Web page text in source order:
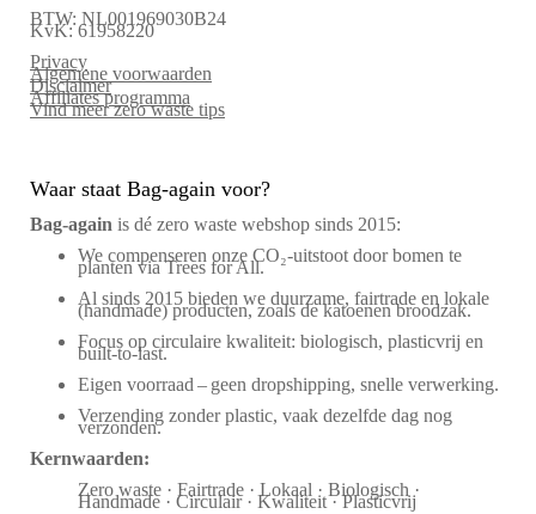
BTW: NL001969030B24
KvK: 61958220
Privacy
Algemene voorwaarden
Disclaimer
Affiliates programma
Vind meer zero waste tips
Waar staat Bag-again voor?
Bag‑again is dé zero waste webshop sinds 2015:
We compenseren onze CO₂-uitstoot door bomen te
planten via Trees for All.
Al sinds 2015 bieden we duurzame, fairtrade en lokale
(handmade) producten, zoals de katoenen broodzak.
Focus op circulaire kwaliteit: biologisch, plasticvrij en
built-to-last.
Eigen voorraad – geen dropshipping, snelle verwerking.
Verzending zonder plastic, vaak dezelfde dag nog
verzonden.
Kernwaarden:
Zero waste · Fairtrade · Lokaal · Biologisch ·
Handmade · Circulair · Kwaliteit · Plasticvrij